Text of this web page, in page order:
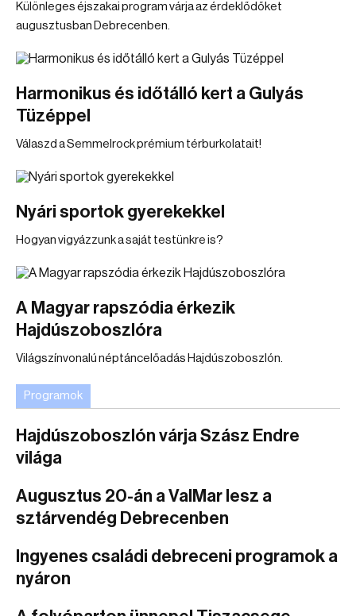
Különleges éjszakai program várja az érdeklődőket
augusztusban Debrecenben.
Harmonikus és időtálló kert a Gulyás
Tüzéppel
Válaszd a Semmelrock prémium térburkolatait!
Nyári sportok gyerekekkel
Hogyan vigyázzunk a saját testünkre is?
A Magyar rapszódia érkezik
Hajdúszoboszlóra
Világszínvonalú néptáncelőadás Hajdúszoboszlón.
Programok
Hajdúszoboszlón várja Szász Endre
világa
Augusztus 20-án a ValMar lesz a
sztárvendég Debrecenben
Ingyenes családi debreceni programok a
nyáron